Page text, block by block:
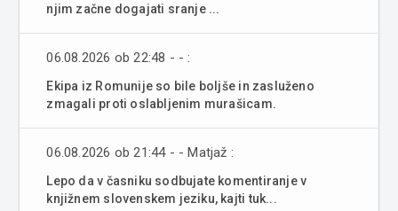
njim začne dogajati sranje ...
06.08.2026 ob 22:48 - - :
Ekipa iz Romunije so bile boljše in zasluženo
zmagali proti oslabljenim murašicam.
06.08.2026 ob 21:44 - - Matjaž :
Lepo da v časniku sodbujate komentiranje v
knjižnem slovenskem jeziku, kajti tuk...